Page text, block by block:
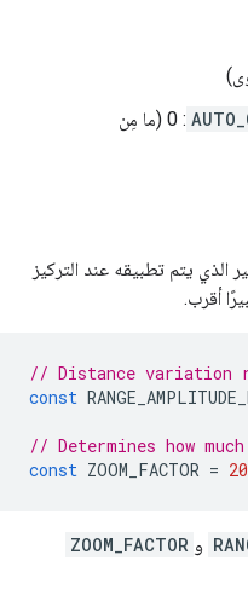
: 0 (ما مِن
الذي يتم تطبيقه عند التركيز
أقرب.
// Distance
const
// Determines how
const ZOOM_FACTOR = 20
و ZOOM_FACTOR